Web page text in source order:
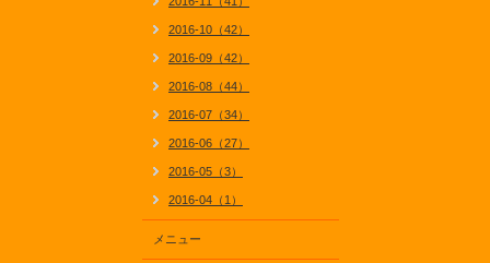
2016-10（42）
2016-09（42）
2016-08（44）
2016-07（34）
2016-06（27）
2016-05（3）
2016-04（1）
メニュー